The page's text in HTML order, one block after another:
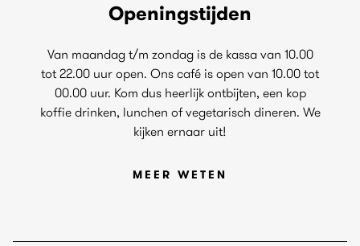
Openingstijden
Van maandag t/m zondag is de kassa van 10.00
tot 22.00 uur open. Ons café is open van 10.00 tot
00.00 uur. Kom dus heerlijk ontbijten, een kop
koffie drinken, lunchen of vegetarisch dineren. We
kijken ernaar uit!
MEER WETEN